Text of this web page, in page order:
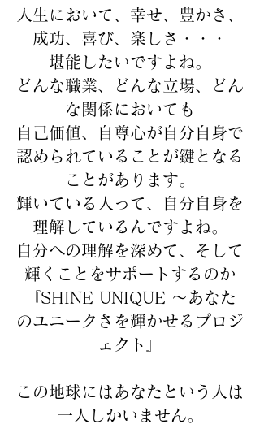
人生において、幸せ、豊かさ、
成功、喜び、楽しさ・・・
堪能したいですよね。
どんな職業、どんな立場、どん
な関係においても
自己価値、自尊心が自分自身で
認められていることが鍵となる
ことがあります。
輝いている人って、自分自身を
理解しているんですよね。
自分への理解を深めて、そして
輝くことをサポートするのか
『SHINE UNIQUE 〜あなた
のユニークさを輝かせるプロジ
ェクト』
この地球にはあなたという人は
一人しかいません。